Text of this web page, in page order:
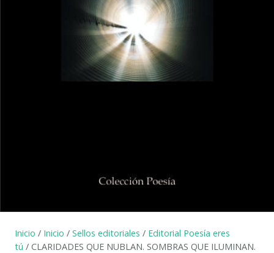
Inicio / Inicio / Sellos editoriales / Editorial Poesía eres
tú / CLARIDADES QUE NUBLAN. SOMBRAS QUE ILUMINAN.